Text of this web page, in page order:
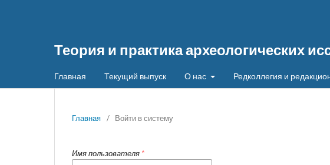
Теория и практика археологических
Главная Текущий выпуск О нас Редколлегия и
Главная / Войти в систему
Имя пользователя *